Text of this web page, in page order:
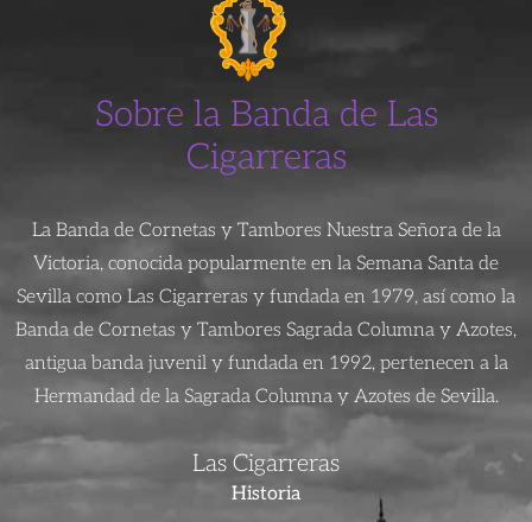
Sobre la Banda de Las
Cigarreras
La Banda de Cornetas y Tambores Nuestra Señora de la
Victoria, conocida popularmente en la Semana Santa de
Sevilla como Las Cigarreras y fundada en 1979, así como la
Banda de Cornetas y Tambores Sagrada Columna y Azotes,
antigua banda juvenil y fundada en 1992, pertenecen a la
Hermandad de la Sagrada Columna y Azotes de Sevilla.
Las Cigarreras
Historia